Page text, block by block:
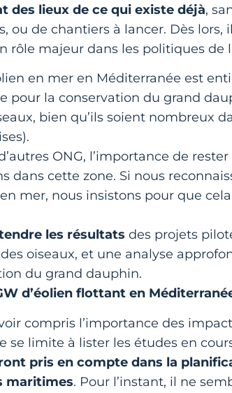
des lieux de ce qui existe déjà,
ou de chantiers à lancer. Dès lors,
rôle majeur dans les politiques de
en mer en Méditerranée est
pour la conservation du grand
bien qu’ils soient nombreux
ONG, l’importance de
dans cette zone. Si nous
mer, nous insistons pour que
les résultats des projets
oiseaux, et une analyse
du grand dauphin.
d’éolien flottant en
compris l’importance des
se limite à lister les études en
pris en compte dans la
maritimes. Pour l’instant, il ne